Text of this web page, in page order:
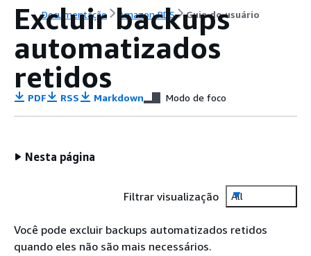
Documentação Amazon RDS Guia do usuário
Excluir backups
automatizados
retidos
PDF RSS Markdown Modo de foco
Nesta página
Filtrar visualização All
Você pode excluir backups automatizados retidos
quando eles não são mais necessários.